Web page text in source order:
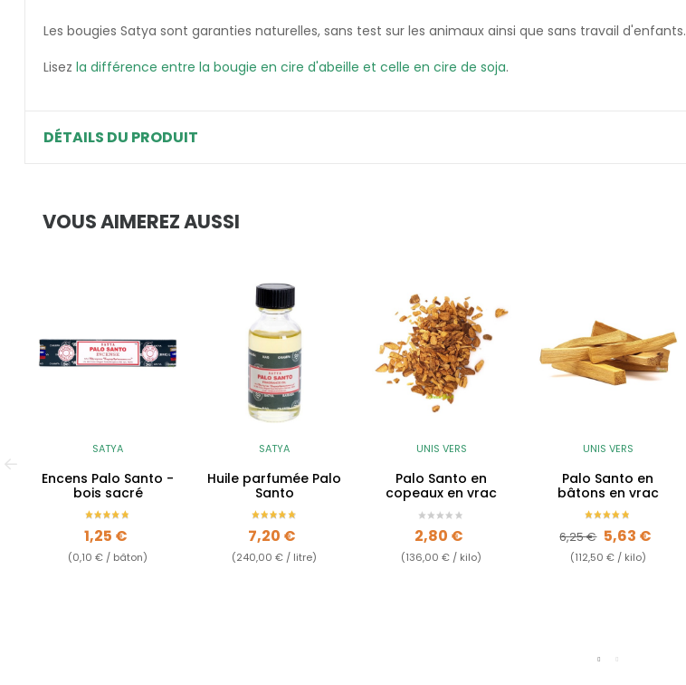
Les bougies Satya sont garanties naturelles, sans test sur les animaux ainsi que sans travail d'enfants.
Lisez la différence entre la bougie en cire d'abeille et celle en cire de soja.
DÉTAILS DU PRODUIT
VOUS AIMEREZ AUSSI
SATYA
Encens Palo Santo -
bois sacré
Prix
1,25 €
(0,10 € / bâton)
SATYA
Huile parfumée Palo
Santo
Prix
7,20 €
(240,00 € / litre)
UNIS VERS
Palo Santo en
copeaux en vrac
Prix
2,80 €
(136,00 € / kilo)
UNIS VERS
Palo Santo en
bâtons en vrac
Prix de base
6,25 € Prix
5,63 €
(112,50 € / kilo)